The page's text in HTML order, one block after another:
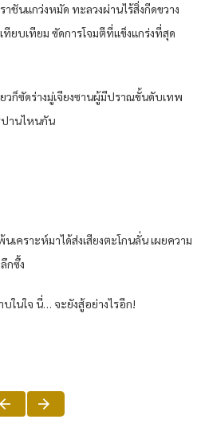
นแกว่งหมัด ทะลวงผ่านไร้สิ่งกีดขวาง
ทียบเทียม ซัดการโจมตีที่แข็งแกร่งที่สุด
วก็ซัดร่างมู่เจียงซานผู้มีปราณขั้นดับเทพ
ปานไหนกัน
เคราะห์มาได้ส่งเสียงตะโกนลั่น เผยความ
กซึ้ง
ในใจ นี่… จะยังสู้อย่างไรอีก!